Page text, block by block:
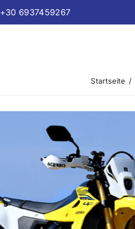
+30 6937459267
Startseite /